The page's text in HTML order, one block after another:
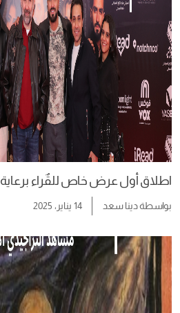
اطلاق أول عرض خاص للقٌراء برعاية iRead
بواسطةدينا سعد 14 يناير، 2025